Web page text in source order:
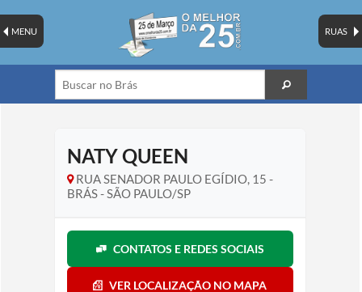
RUAS
MENU
NATY QUEEN
RUA SENADOR PAULO EGÍDIO, 15 -
BRÁS - SÃO PAULO/SP
CONTATOS E REDES SOCIAIS
VER LOCALIZAÇÃO NO MAPA